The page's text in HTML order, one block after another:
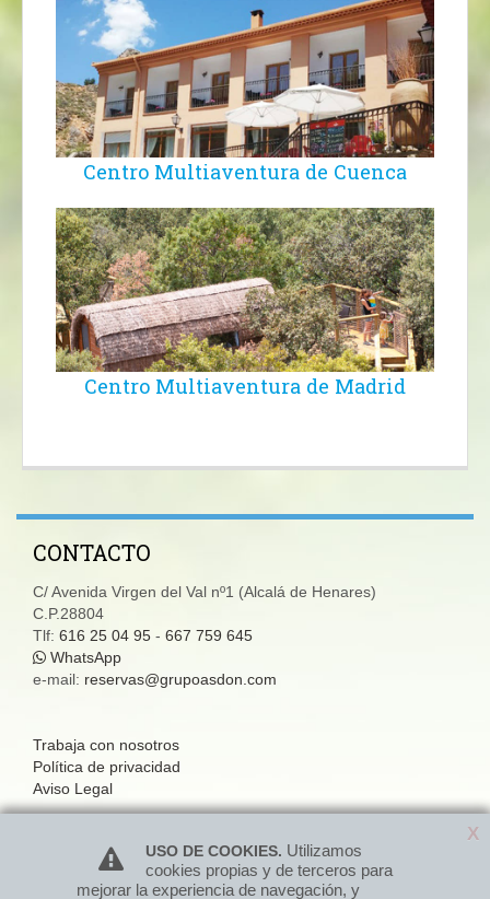
X
USO DE COOKIES. Utilizamos
cookies propias y de terceros para
mejorar la experiencia de navegación, y
X
USO DE COOKIES. Utilizamos
cookies propias y de terceros para
mejorar la experiencia de navegación, y
Centro Multiaventura de Cuenca
Centro Multiaventura de Madrid
CONTACTO
C/ Avenida Virgen del Val nº1 (Alcalá de Henares)
C.P.28804
Tlf: 616 25 04 95 - 667 759 645
WhatsApp
e-mail: reservas@grupoasdon.com
Trabaja con nosotros
Política de privacidad
Aviso Legal